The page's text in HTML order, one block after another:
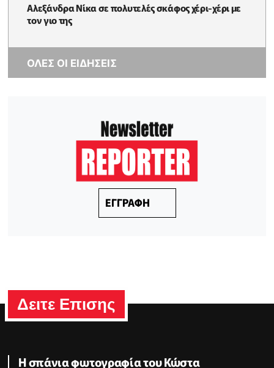
Αλεξάνδρα Νίκα σε πολυτελές σκάφος χέρι-χέρι με
τον γιο της
ΟΛΕΣ ΟΙ ΕΙΔΗΣΕΙΣ
ΕΓΓΡΑΦΗ
Δειτε Επισης
Η σπάνια φωτογραφία του Κώστα